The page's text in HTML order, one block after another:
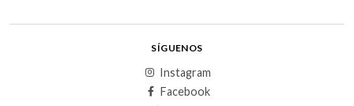
SÍGUENOS
Instagram
Facebook